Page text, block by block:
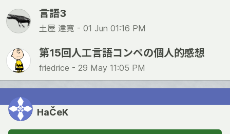
言語3
土屋 達寛 - 01 Jun 01:16 PM
第15回人工言語コンペの個人的感想
friedrice - 29 May 11:05 PM
HaČeK